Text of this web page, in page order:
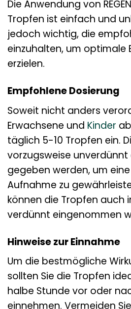
Die Anwendung von
Tropfen ist einfach und
jedoch wichtig, die
einzuhalten, um optimale
erzielen.
Empfohlene Dosierung
Soweit nicht anders
Erwachsene und Kinder
täglich 5-10 Tropfen ein.
vorzugsweise unverdünnt
gegeben werden, um
Aufnahme zu
können die Tropfen auch
verdünnt eingenommen
Hinweise zur Einnahme
Um die bestmögliche
sollten Sie die Tropfen
halbe Stunde vor oder
einnehmen. Vermeiden